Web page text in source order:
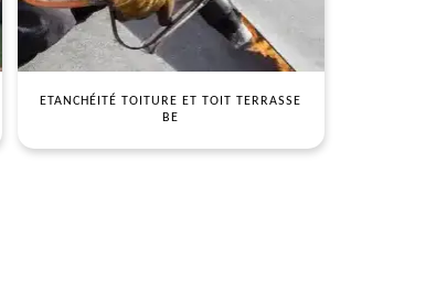
ETANCHÉITÉ TOITURE ET TOIT TERRASSE
BE